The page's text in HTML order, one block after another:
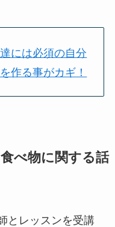
には必須の自分
作る事がカギ！
べ物に関する話
とレッスンを受講